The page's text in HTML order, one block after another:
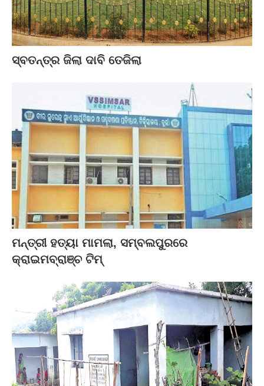
ସ୍ବତନ୍ତ୍ର ଜିଲା ଦାବି ତେଜିଲା
ମନ୍ତ୍ରୀ ହତ୍ୟା ମାମଲା, ସମ୍ବଲପୁରରେ
କ୍ରାଇମବ୍ରାଞ୍ଚ ଟିମ୍‌